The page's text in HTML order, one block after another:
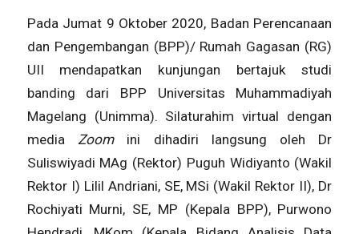
Pada Jumat 9 Oktober 2020, Badan Perencanaan
dan Pengembangan (BPP)/ Rumah Gagasan (RG)
UII mendapatkan kunjungan bertajuk studi
banding dari BPP Universitas Muhammadiyah
Magelang (Unimma). Silaturahim virtual dengan
media Zoomini dihadiri langsung oleh Dr
Suliswiyadi MAg (Rektor) Puguh Widiyanto (Wakil
Rektor I) Lilil Andriani, SE, MSi (Wakil Rektor II), Dr
Rochiyati Murni, SE, MP (Kepala BPP), Purwono